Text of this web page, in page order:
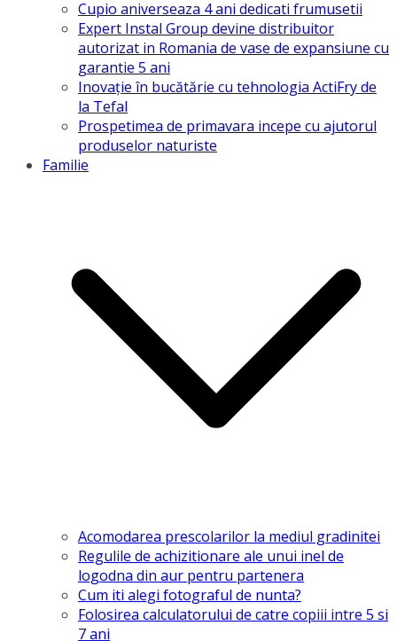
Cupio aniverseaza 4 ani dedicati frumusetii
Expert Instal Group devine distribuitor
autorizat in Romania de vase de expansiune cu
garantie 5 ani
Inovație în bucătărie cu tehnologia ActiFry de
la Tefal
Prospetimea de primavara incepe cu ajutorul
produselor naturiste
Familie
Acomodarea prescolarilor la mediul gradinitei
Regulile de achizitionare ale unui inel de
logodna din aur pentru partenera
Cum iti alegi fotograful de nunta?
Folosirea calculatorului de catre copiii intre 5 si
7 ani